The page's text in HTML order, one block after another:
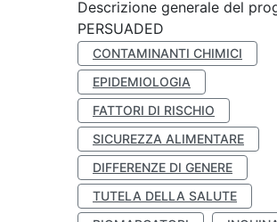
Descrizione generale del
PERSUADED
CONTAMINANTI CHIMICI
EPIDEMIOLOGIA
FATTORI DI RISCHIO
SICUREZZA ALIMENTARE
DIFFERENZE DI GENERE
TUTELA DELLA SALUTE